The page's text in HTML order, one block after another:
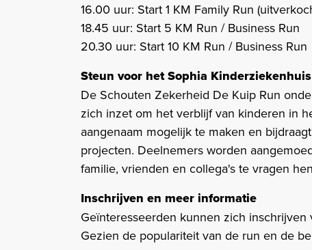
16.00 uur: Start 1 KM Family Run
18.45 uur: Start 5 KM Run / Business Run​
20.30 uur: Start 10 KM Run / Business Run​
Steun voor het Sophia Kinderziekenhuis
De Schouten Zekerheid De Kuip Run
zich inzet om het verblijf van kinderen in
aangenaam mogelijk te maken en
projecten. Deelnemers worden
familie, vrienden en collega's te vragen
Inschrijven en meer informatie
Geïnteresseerden kunnen zich inschrijven
Gezien de populariteit van de run en de